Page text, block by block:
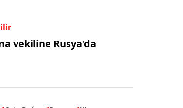
vekiline Rusya'da